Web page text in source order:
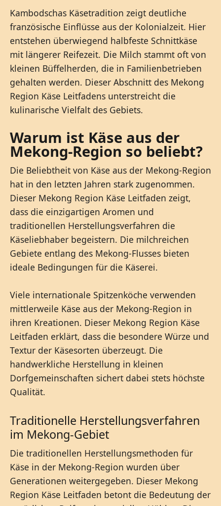
Kambodschas Käsetradition zeigt deutliche
französische Einflüsse aus der Kolonialzeit. Hier
entstehen überwiegend halbfeste Schnittkäse
mit längerer Reifezeit. Die Milch stammt oft von
kleinen Büffelherden, die in Familienbetrieben
gehalten werden. Dieser Abschnitt des Mekong
Region Käse Leitfadens unterstreicht die
kulinarische Vielfalt des Gebiets.
Warum ist Käse aus der
Mekong-Region so beliebt?
Die Beliebtheit von Käse aus der Mekong-Region
hat in den letzten Jahren stark zugenommen.
Dieser Mekong Region Käse Leitfaden zeigt,
dass die einzigartigen Aromen und
traditionellen Herstellungsverfahren die
Käseliebhaber begeistern. Die milchreichen
Gebiete entlang des Mekong-Flusses bieten
ideale Bedingungen für die Käserei.
Viele internationale Spitzenköche verwenden
mittlerweile Käse aus der Mekong-Region in
ihren Kreationen. Dieser Mekong Region Käse
Leitfaden erklärt, dass die besondere Würze und
Textur der Käsesorten überzeugt. Die
handwerkliche Herstellung in kleinen
Dorfgemeinschaften sichert dabei stets höchste
Qualität.
Traditionelle Herstellungsverfahren
im Mekong-Gebiet
Die traditionellen Herstellungsmethoden für
Käse in der Mekong-Region wurden über
Generationen weitergegeben. Dieser Mekong
Region Käse Leitfaden betont die Bedeutung der